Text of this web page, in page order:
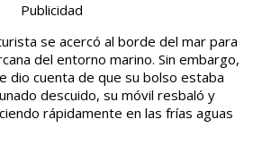
Publicidad
se acercó al borde del mar para
del entorno marino. Sin embargo,
dio cuenta de que su bolso estaba
descuido, su móvil resbaló y
rápidamente en las frías aguas